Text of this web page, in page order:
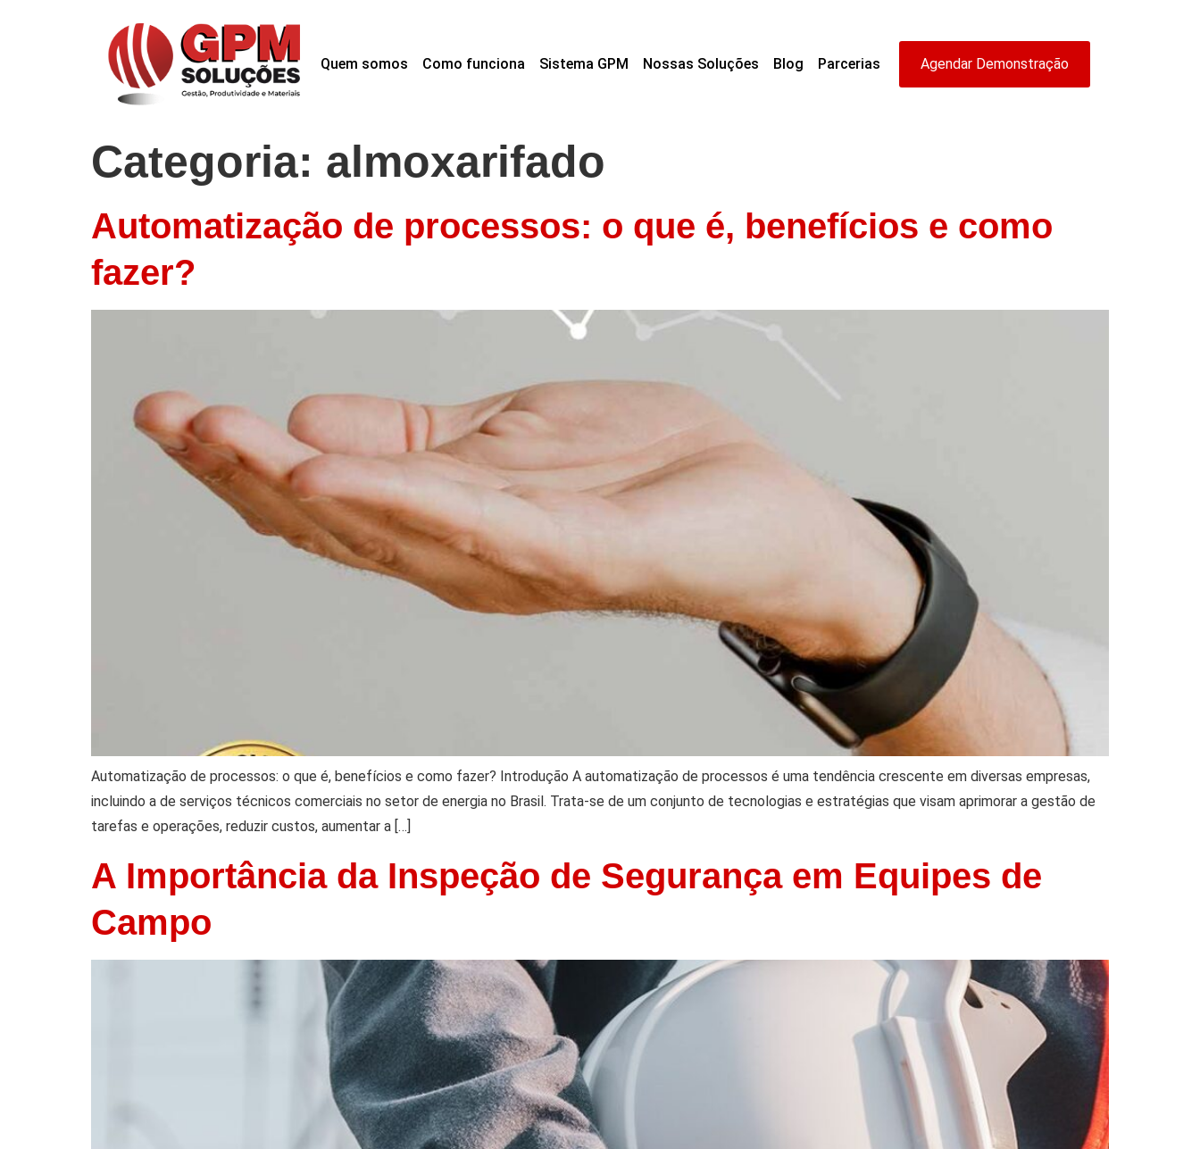
Quem somos Como funciona Sistema GPM Nossas Soluções Blog Parcerias Agendar Demonstração
Categoria: almoxarifado
Automatização de processos: o que é, benefícios e como
fazer?
Automatização de processos: o que é, benefícios e como fazer? Introdução A automatização de processos é uma tendência crescente em diversas empresas,
incluindo a de serviços técnicos comerciais no setor de energia no Brasil. Trata-se de um conjunto de tecnologias e estratégias que visam aprimorar a gestão de
tarefas e operações, reduzir custos, aumentar a […]
A Importância da Inspeção de Segurança em Equipes de
Campo